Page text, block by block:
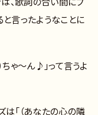
言ったようなことに
ちゃ～ん♪」って言うよ
は「（あなたの心の隣